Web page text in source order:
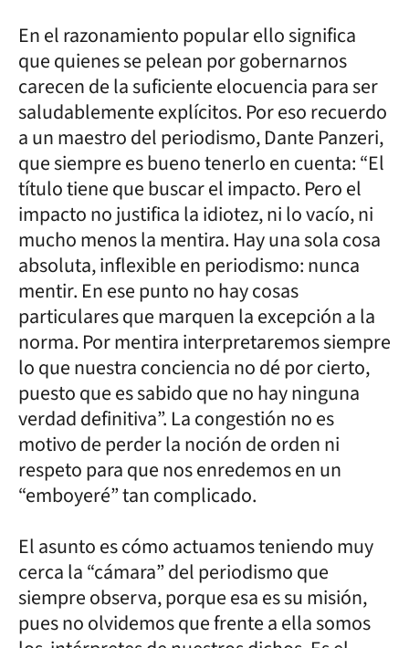
En el razonamiento popular ello significa
que quienes se pelean por gobernarnos
carecen de la suficiente elocuencia para ser
saludablemente explícitos. Por eso recuerdo
a un maestro del periodismo, Dante Panzeri,
que siempre es bueno tenerlo en cuenta: “El
título tiene que buscar el impacto. Pero el
impacto no justifica la idiotez, ni lo vacío, ni
mucho menos la mentira. Hay una sola cosa
absoluta, inflexible en periodismo: nunca
mentir. En ese punto no hay cosas
particulares que marquen la excepción a la
norma. Por mentira interpretaremos siempre
lo que nuestra conciencia no dé por cierto,
puesto que es sabido que no hay ninguna
verdad definitiva”. La congestión no es
motivo de perder la noción de orden ni
respeto para que nos enredemos en un
“emboyeré” tan complicado.
El asunto es cómo actuamos teniendo muy
cerca la “cámara” del periodismo que
siempre observa, porque esa es su misión,
pues no olvidemos que frente a ella somos